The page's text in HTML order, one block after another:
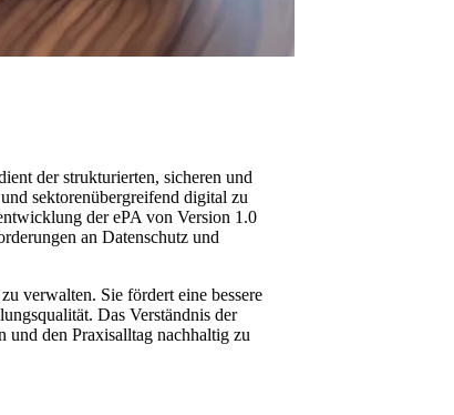
der strukturierten, sicheren und
sektorenübergreifend digital zu
der ePA von Version 1.0
an Datenschutz und
verwalten. Sie fördert eine bessere
Das Verständnis der
und den Praxisalltag nachhaltig zu